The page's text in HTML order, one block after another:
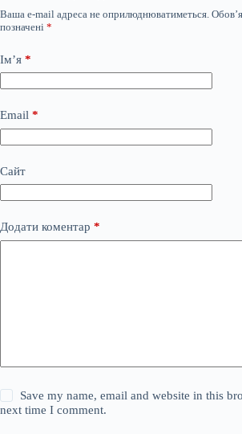
Ваша e-mail адреса не оприлюднюватиметься.
позначені *
Ім’я *
Email *
Сайт
Додати коментар *
Save my name, email and website in this
next time I comment.